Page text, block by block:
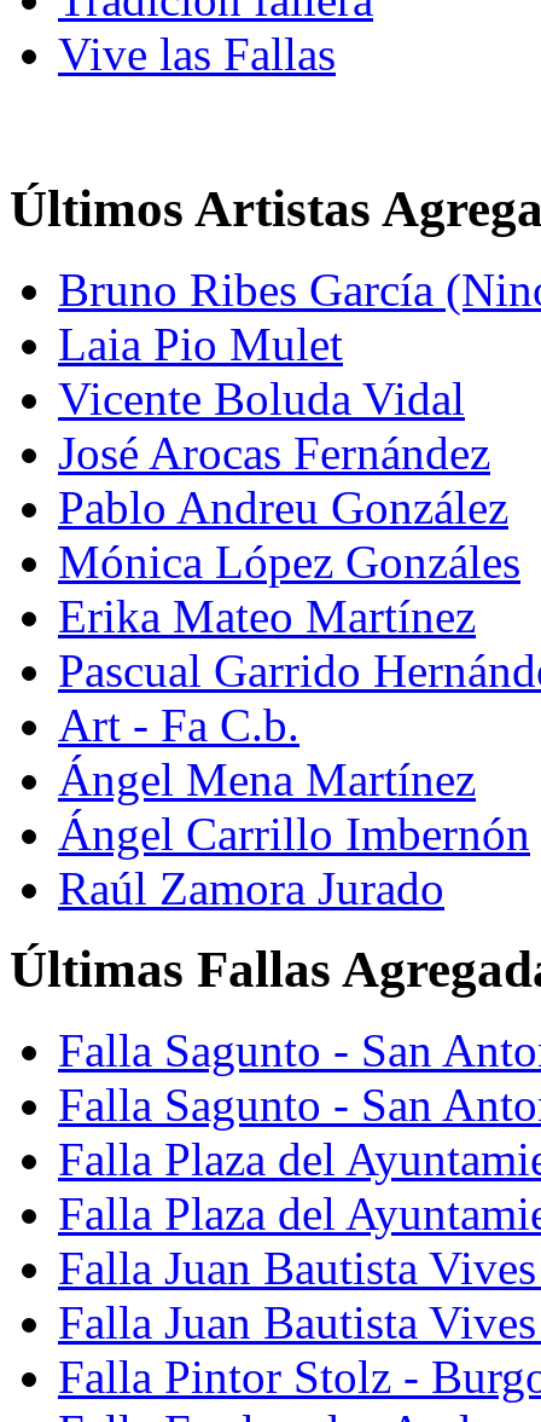
Vive las Fallas
Últimos Artistas
Bruno Ribes García
Laia Pio Mulet
Vicente Boluda Vidal
José Arocas Fernández
Pablo Andreu González
Mónica López Gonzáles
Erika Mateo Martínez
Pascual Garrido
Art - Fa C.b.
Ángel Mena Martínez
Ángel Carrillo Imbernón
Raúl Zamora Jurado
Últimas Fallas
Falla Sagunto - San
Falla Sagunto - San
Falla Plaza del
Falla Plaza del
Falla Juan Bautista
Falla Juan Bautista
Falla Pintor Stolz -